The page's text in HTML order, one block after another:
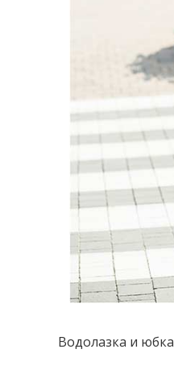
Водолазка и юбка